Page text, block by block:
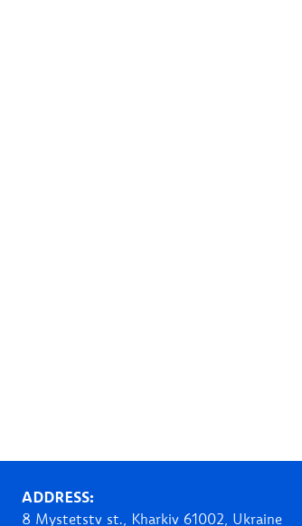
ADDRESS:
8 Mystetstv st., Kharkiv 61002, Ukraine